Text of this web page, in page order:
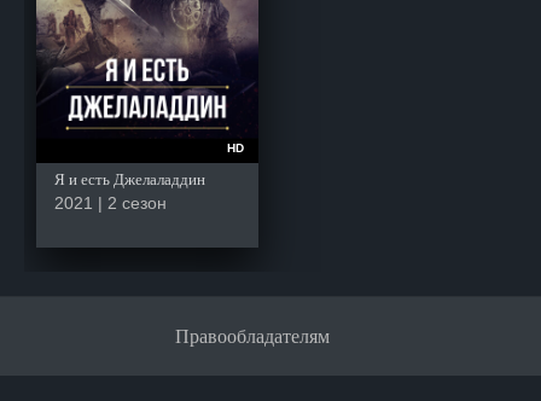
HD
Я и есть Джелаладдин
2021 | 2 сезон
Правообладателям